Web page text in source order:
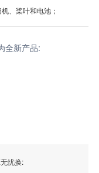
、桨叶和电池；
全新产品:
忧换: